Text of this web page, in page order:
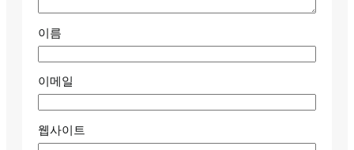
이름
이메일
웹사이트